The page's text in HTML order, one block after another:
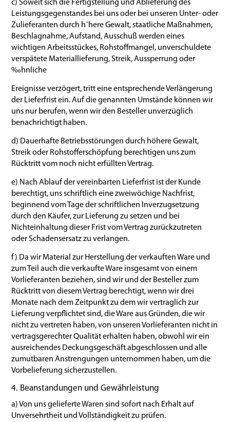
c) Soweit sich die Fertigstellung und Ablieferung des
Leistungsgegenstandes bei uns oder bei unseren Unter- oder
Zulieferanten durch hˆhere Gewalt, staatliche Maßnahmen,
Beschlagnahme, Aufstand, Ausschuß werden eines
wichtigen Arbeitsstückes, Rohstoffmangel, unverschuldete
verspätete Materiallieferung, Streik, Aussperrung oder
‰hnliche
Ereignisse verzögert, tritt eine entsprechende Verlängerung
der Lieferfrist ein. Auf die genannten Umstände können wir
uns nur berufen, wenn wir den Besteller unverzüglich
benachrichtigt haben.
d) Dauerhafte Betriebsstörungen durch höhere Gewalt,
Streik oder Rohstofferschöpfung berechtigen uns zum
Rücktritt vom noch nicht erfüllten Vertrag.
e) Nach Ablauf der vereinbarten Lieferfrist ist der Kunde
berechtigt, uns schriftlich eine zweiwöchige Nachfrist,
beginnend vom Tage der schriftlichen Inverzugsetzung
durch den Käufer, zur Lieferung zu setzen und bei
Nichteinhaltung dieser Frist vom Vertrag zurückzutreten
oder Schadensersatz zu verlangen.
f) Da wir Material zur Herstellung der verkauften Ware und
zum Teil auch die verkaufte Ware insgesamt von einem
Vorlieferanten beziehen, sind wir und der Besteller zum
Rücktritt von diesem Vertrag berechtigt, wenn wir drei
Monate nach dem Zeitpunkt zu dem wir vertraglich zur
Lieferung verpflichtet sind, die Ware aus Gründen, die wir
nicht zu vertreten haben, von unseren Vorlieferanten nicht in
vertragsgerechter Qualität erhalten haben, obwohl wir ein
ausreichendes Deckungsgeschäft abgeschlossen und alle
zumutbaren Anstrengungen unternommen haben, um die
Vorbelieferung sicherzustellen.
4. Beanstandungen und Gewährleistung
a) Von uns gelieferte Waren sind sofort nach Erhalt auf
Unversehrtheit und Vollständigkeit zu prüfen.